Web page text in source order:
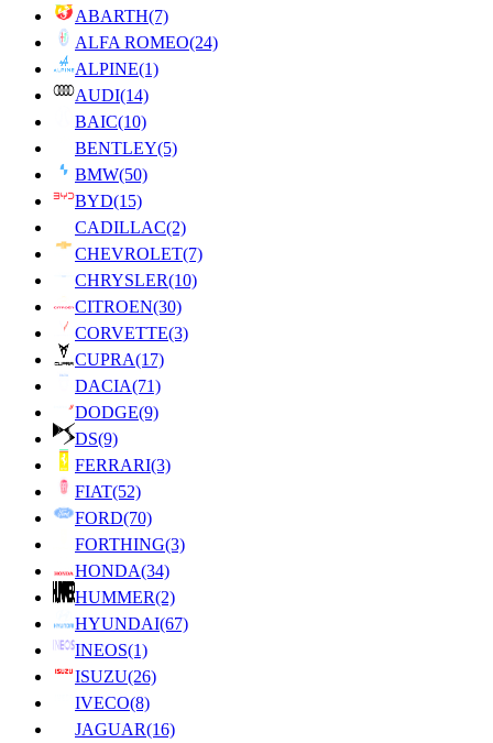
ABARTH(7)
ALFA ROMEO(24)
ALPINE(1)
AUDI(14)
BAIC(10)
BENTLEY(5)
BMW(50)
BYD(15)
CADILLAC(2)
CHEVROLET(7)
CHRYSLER(10)
CITROEN(30)
CORVETTE(3)
CUPRA(17)
DACIA(71)
DODGE(9)
DS(9)
FERRARI(3)
FIAT(52)
FORD(70)
FORTHING(3)
HONDA(34)
HUMMER(2)
HYUNDAI(67)
INEOS(1)
ISUZU(26)
IVECO(8)
JAGUAR(16)